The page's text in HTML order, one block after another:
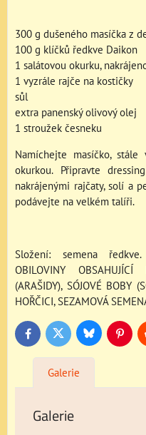
300 g dušeného masíčka z
100 g klíčků ředkve Daikon
1 salátovou okurku,
1 vyzrále rajče na kostičky
sůl
extra panenský olivový olej
1 stroužek česneku
Namíchejte masíčko,
okurkou. Připravte
nakrájenými rajčaty, solí a
podávejte na velkém talíři.
Složení: semena ředkve.
OBILOVINY OBSAHUJÍCÍ
(ARAŠIDY), SÓJOVÉ BOBY
HOŘČICI, SEZAMOVÁ
FacebookTwitter Bluesky
Galerie
Galerie